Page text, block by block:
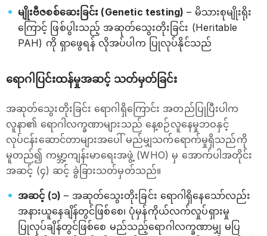
မျိုးဗီဇစစ်ဆေးခြင်း (Genetic testing) – မိသားစုမျိုးရိုး
ကြောင့် ဖြစ်ပွါးသည့် အဆုတ်သွေးတိုးခြင်း (Heritable
PAH) ကို ရှာဖွေရန် လိုအပ်ပါက ပြုလုပ်နိုင်သည်
ရောဂါပြင်းထန်မှုအဆင့် သတ်မှတ်ခြင်း
အဆုတ်သွေးတိုးခြင်း ရောဂါရှိကြောင်း အတည်ပြုပြီးပါက
လူနာ၏ ရောဂါလက္ခဏာများသည် နေ့စဉ်လူနေမှုဘဝနှင့်
လုပ်ငန်းဆောင်တာများအပေါ် မည်မျှသက်ရောက်မှုရှိသည်ကို
မူတည်၍ ကမ္ဘာ့ကျန်းမာရေးအဖွဲ့ (WHO) မှ အောက်ပါအတိုင်း
အဆင့် (၄) ဆင့် ခွဲခြားသတ်မှတ်သည်။
အဆင့် (၁) – အဆုတ်သွေးတိုးခြင်း ရောဂါရှိနေသော်လည်း
အနားယူနေချိန်တွင်ဖြစ်စေ၊ ပုံမှန်ကိုယ်လက်လှုပ်ရှားမှု
ပြုလုပ်ချိန်တွင်ဖြစ်စေ မည်သည့်ရောဂါလက္ခဏာမျှ မပြ